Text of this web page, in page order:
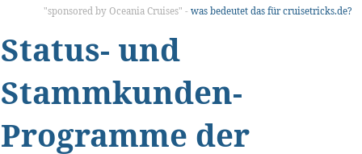
"sponsored by Oceania Cruises" - was bedeutet das für cruisetricks.de?
Status- und
Stammkunden-
Programme der